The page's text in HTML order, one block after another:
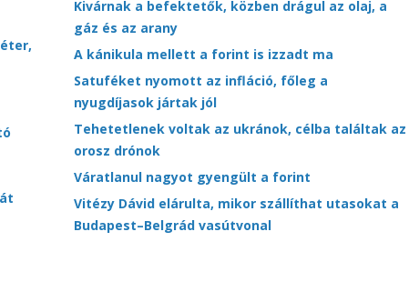
Kivárnak a befektetők, közben drágul az olaj, a
gáz és az arany
A kánikula mellett a forint is izzadt ma
Satuféket nyomott az infláció, főleg a
nyugdíjasok jártak jól
Tehetetlenek voltak az ukránok, célba találtak az
orosz drónok
Váratlanul nagyot gyengült a forint
Vitézy Dávid elárulta, mikor szállíthat utasokat a
Budapest–Belgrád vasútvonal